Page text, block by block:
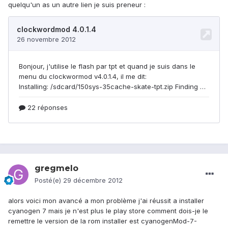
quelqu'un as un autre lien je suis preneur :
gregmelo
Posté(e) 29 décembre 2012
alors voici mon avancé a mon problème j'ai réussit a installer
cyanogen 7 mais je n'est plus le play store comment dois-je le
remettre le version de la rom installer est cyanogenMod-7-